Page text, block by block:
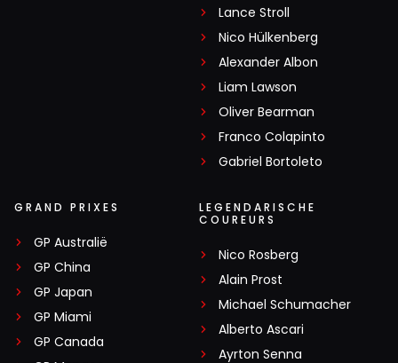
Lance Stroll
Nico Hülkenberg
Alexander Albon
Liam Lawson
Oliver Bearman
Franco Colapinto
Gabriel Bortoleto
GRAND PRIXES
GP Australië
GP China
GP Japan
GP Miami
GP Canada
LEGENDARISCHE
COUREURS
Nico Rosberg
Alain Prost
Michael Schumacher
Alberto Ascari
Ayrton Senna